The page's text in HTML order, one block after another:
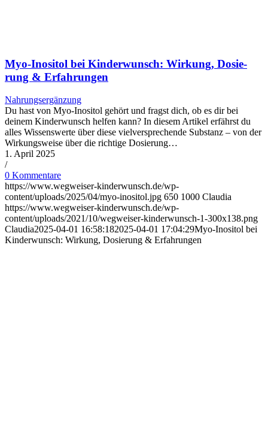
Myo-Ino­si­tol bei Kin­der­wunsch: Wir­kung, Dosie­
rung & Erfah­run­gen
Nahrungsergänzung
Du hast von Myo-Inositol gehört und fragst dich, ob es dir bei
deinem Kinderwunsch helfen kann? In diesem Artikel erfährst du
alles Wissenswerte über diese vielversprechende Substanz – von der
Wirkungsweise über die richtige Dosierung…
1. April 2025
/
0 Kommentare
https://www.wegweiser-kinderwunsch.de/wp-
content/uploads/2025/04/myo-inositol.jpg 650 1000 Claudia
https://www.wegweiser-kinderwunsch.de/wp-
content/uploads/2021/10/wegweiser-kinderwunsch-1-300x138.png
Claudia2025-04-01 16:58:182025-04-01 17:04:29Myo-Ino­si­tol bei
Kin­der­wunsch: Wir­kung, Dosie­rung & Erfah­run­gen